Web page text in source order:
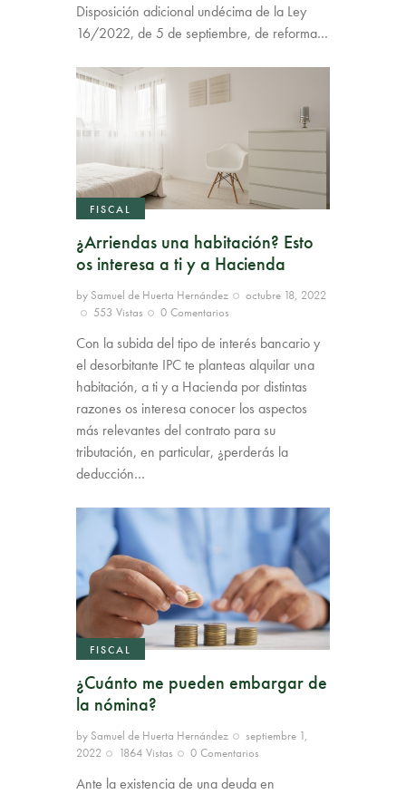
Disposición adicional undécima de la Ley
16/2022, de 5 de septiembre, de reforma…
FISCAL
¿Arriendas una habitación? Esto
os interesa a ti y a Hacienda
by Samuel de Huerta Hernández
octubre 18, 2022
553 Vistas 0 Comentarios
Con la subida del tipo de interés bancario y
el desorbitante IPC te planteas alquilar una
habitación, a ti y a Hacienda por distintas
razones os interesa conocer los aspectos
más relevantes del contrato para su
tributación, en particular, ¿perderás la
deducción…
FISCAL
¿Cuánto me pueden embargar de
la nómina?
by Samuel de Huerta Hernández
septiembre 1,
2022
1864 Vistas 0 Comentarios
Ante la existencia de una deuda en